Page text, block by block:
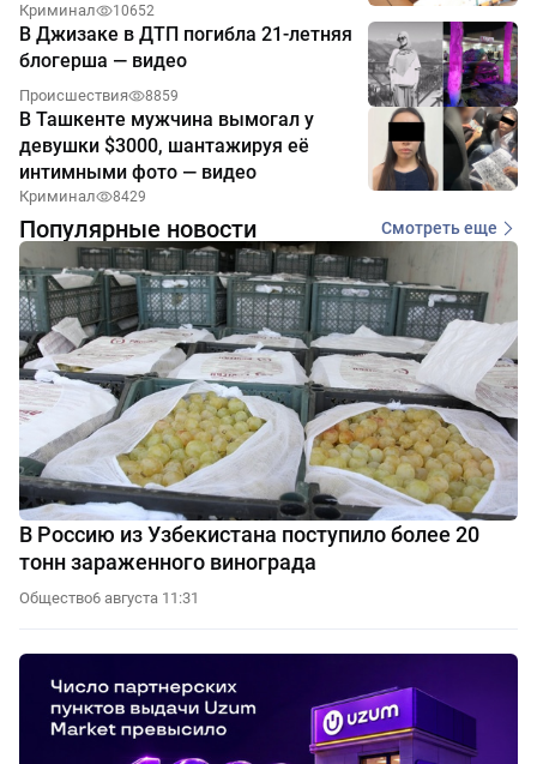
Криминал 10652
В Джизаке в ДТП погибла 21-летняя
блогерша — видео
Происшествия 8859
В Ташкенте мужчина вымогал у
девушки $3000, шантажируя её
интимными фото — видео
Криминал 8429
Популярные новости Смотреть еще
В Россию из Узбекистана поступило более 20
тонн зараженного винограда
Общество6 августа 11:31